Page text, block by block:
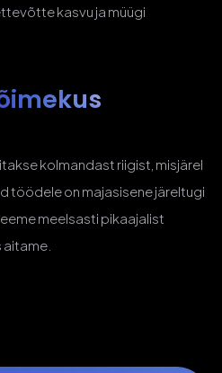
kasvu ja müügi
kolmandast riigist, misjärel
töödele on majasisene järeltugi
meelsasti pikaajalist